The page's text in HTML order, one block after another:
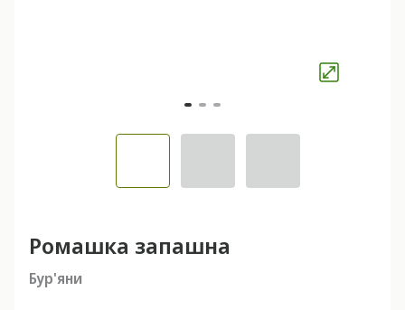
Ромашка запашна
Бур'яни